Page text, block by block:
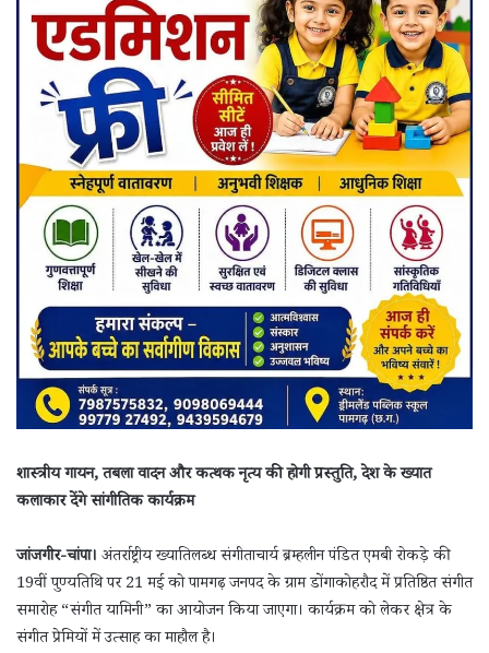
शास्त्रीय गायन, तबला वादन और कत्थक नृत्य की होगी प्रस्तुति, देश के ख्यात
कलाकार देंगे सांगीतिक कार्यक्रम
जांजगीर-चांपा। अंतर्राष्ट्रीय ख्यातिलब्ध संगीताचार्य ब्रम्हलीन पंडित एमबी रोकड़े की
19वीं पुण्यतिथि पर 21 मई को पामगढ़ जनपद के ग्राम डोंगाकोहरौद में प्रतिष्ठित संगीत
समारोह “संगीत यामिनी” का आयोजन किया जाएगा। कार्यक्रम को लेकर क्षेत्र के
संगीत प्रेमियों में उत्साह का माहौल है।